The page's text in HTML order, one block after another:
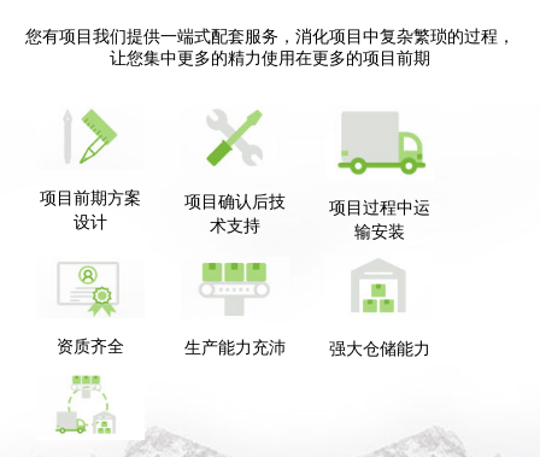
您有项目我们提供一端式配套服务，消化项目中复杂繁琐的过程，
让您集中更多的精力使用在更多的项目前期
项目前期方案
设计
项目确认后技
术支持
项目过程中运
输安装
资质齐全 生产能力充沛 强大仓储能力